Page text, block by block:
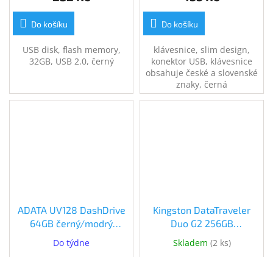
Do košíku
USB disk, flash memory,
32GB, USB 2.0, černý
Do košíku
klávesnice, slim design,
konektor USB, klávesnice
obsahuje české a slovenské
znaky, černá
ADATA UV128 DashDrive
64GB černý/modrý
(AUV128-64G-RBE)
Do týdne
Kingston DataTraveler
Duo G2 256GB
Skladem (2 ks)